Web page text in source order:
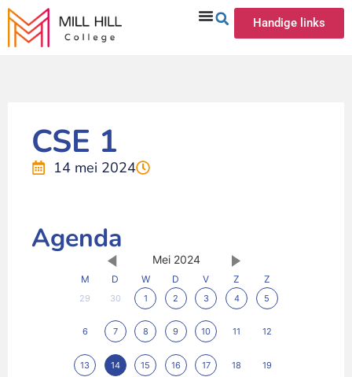
Handige links
CSE 1
14 mei 2024
Agenda
Mei 2024
M D W D V Z Z
29 30 1 2 3 4 5
6 7 8 9 10 11 12
13 14 15 16 17 18 19